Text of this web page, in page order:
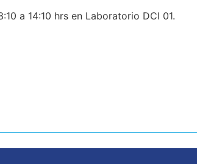
a 14:10 hrs en Laboratorio DCI 01.